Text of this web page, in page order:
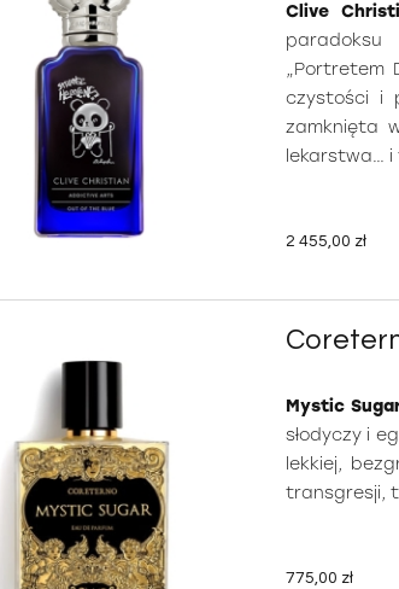
Clive
paradoksu
„Portretem
czystości i
zamknięta
lekarstwa… i
2 455,00 zł
Mystic
słodyczy i
lekkiej,
transgresji,
775,00 zł